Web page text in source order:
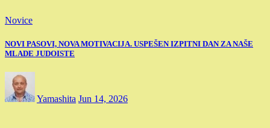
Novice
NOVI PASOVI, NOVA MOTIVACIJA. USPEŠEN IZPITNI DAN ZA NAŠE
MLADE JUDOISTE
Yamashita Jun 14, 2026